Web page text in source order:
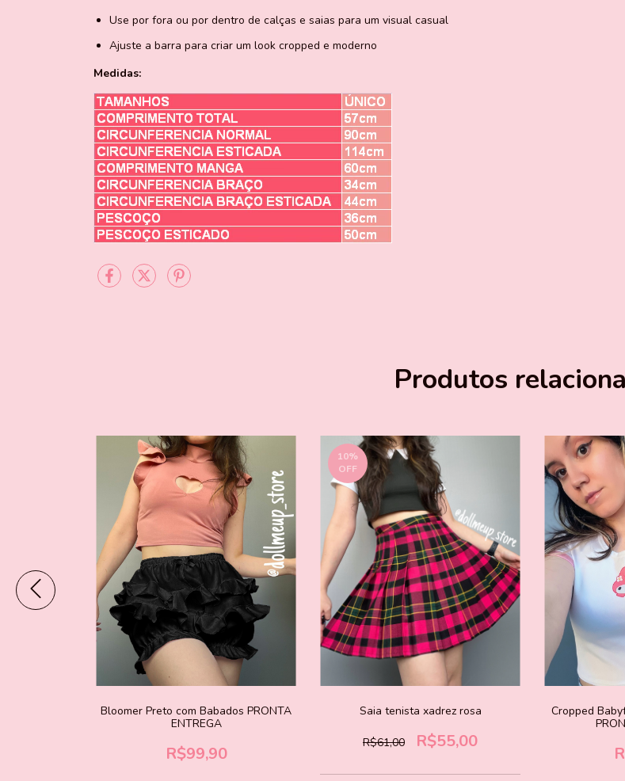
Use por fora ou por dentro de calças e saias para um visual casual
Ajuste a barra para criar um look cropped e moderno
Medidas:
Produtos
Bloomer Preto com Babados PRONTA
ENTREGA
R$99,90
10%
OFF
Saia tenista xadrez rosa
R$61,00 R$55,00
Cropped